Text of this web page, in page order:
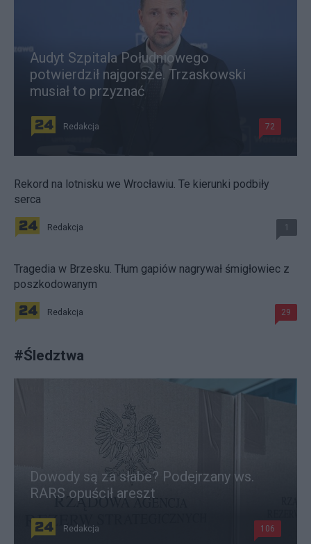
Audyt Szpitala Południowego
potwierdził najgorsze. Trzaskowski
musiał to przyznać
Redakcja 72
Rekord na lotnisku we Wrocławiu. Te kierunki podbiły
serca
Redakcja 1
Tragedia w Brzesku. Tłum gapiów nagrywał śmigłowiec z
poszkodowanym
Redakcja 29
#Śledztwa
Dowody są za słabe? Podejrzany ws.
RARS opuścił areszt
Redakcja 106